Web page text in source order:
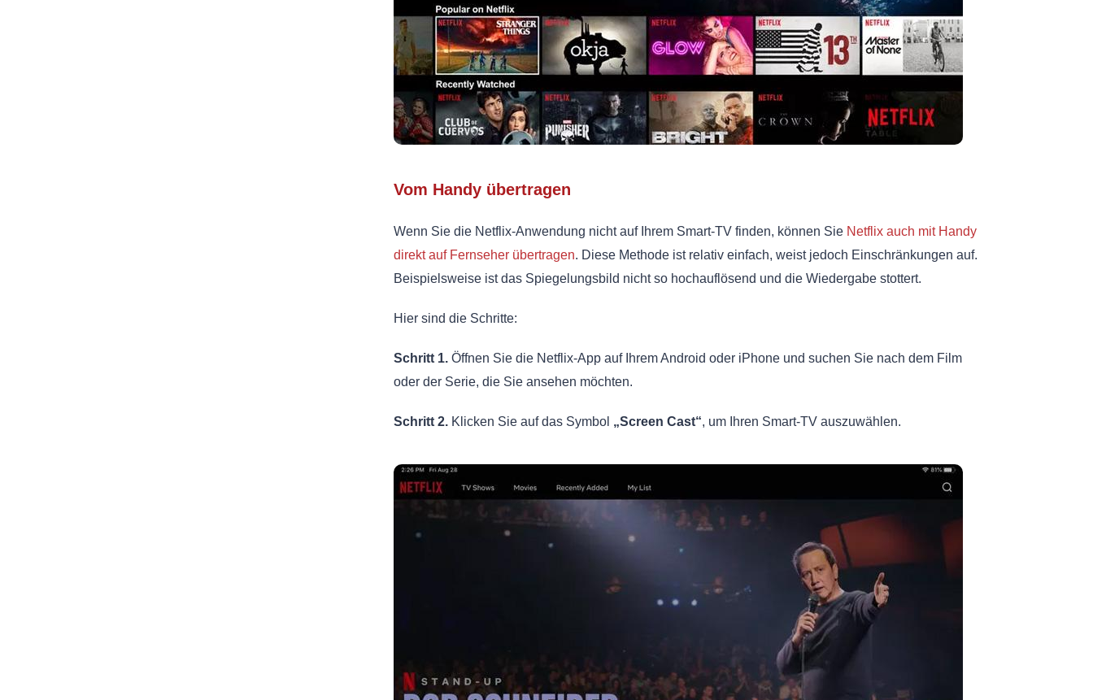
Vom Handy übertragen
Wenn Sie die Netflix-Anwendung nicht auf Ihrem Smart-TV finden, können Sie Netflix auch mit Handy
direkt auf Fernseher übertragen. Diese Methode ist relativ einfach, weist jedoch Einschränkungen auf.
Beispielsweise ist das Spiegelungsbild nicht so hochauflösend und die Wiedergabe stottert.
Hier sind die Schritte:
Schritt 1. Öffnen Sie die Netflix-App auf Ihrem Android oder iPhone und suchen Sie nach dem Film
oder der Serie, die Sie ansehen möchten.
Schritt 2. Klicken Sie auf das Symbol „Screen Cast“, um Ihren Smart-TV auszuwählen.